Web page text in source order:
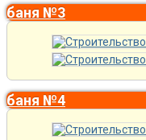
баня №3
баня №4